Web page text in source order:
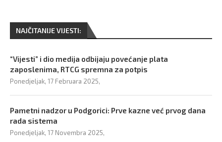
NAJČITANIJE VIJESTI:
“Vijesti” i dio medija odbijaju povećanje plata
zaposlenima, RTCG spremna za potpis
Ponedjeljak, 17 Februara 2025,
Pametni nadzor u Podgorici: Prve kazne već prvog dana
rada sistema
Ponedjeljak, 17 Novembra 2025,